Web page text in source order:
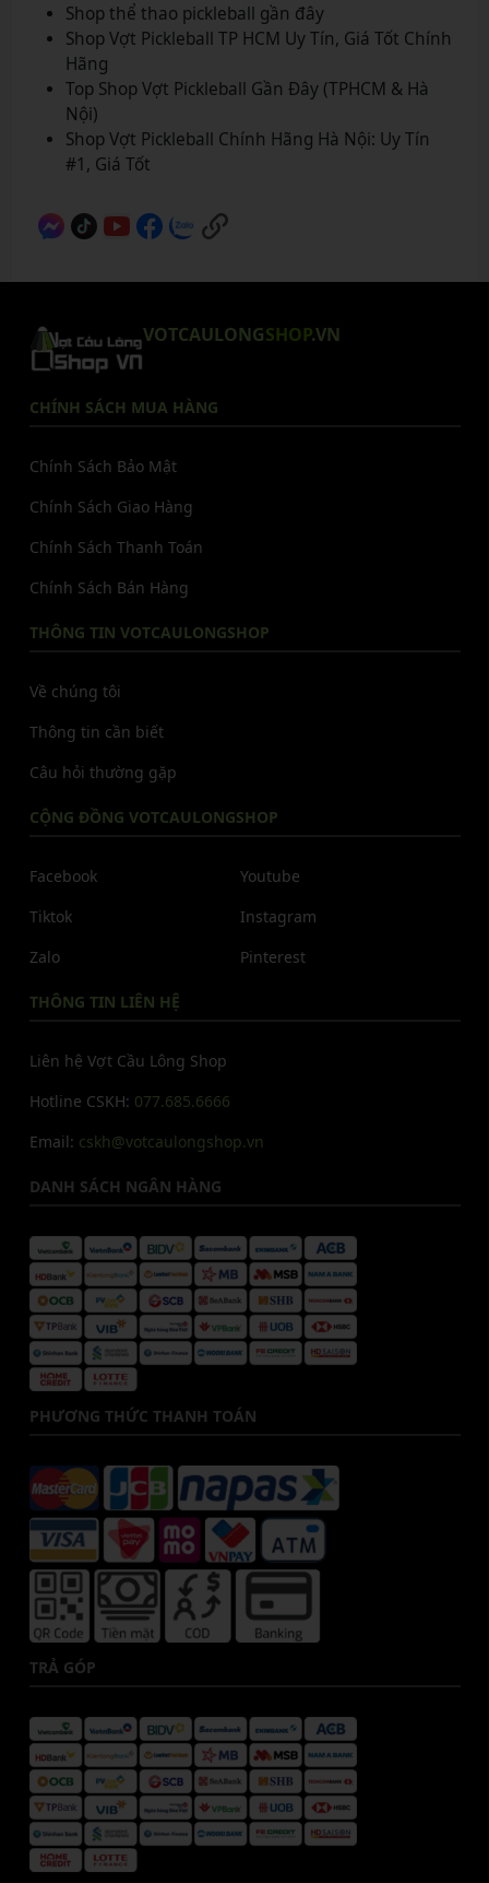
Shop thể thao pickleball gần đây
Shop Vợt Pickleball TP HCM Uy Tín, Giá Tốt Chính
Hãng
Top Shop Vợt Pickleball Gần Đây (TPHCM & Hà
Nội)
Shop Vợt Pickleball Chính Hãng Hà Nội: Uy Tín
#1, Giá Tốt
VOTCAULONGSHOP.VN
CHÍNH SÁCH MUA HÀNG
Chính Sách Bảo Mật
Chính Sách Giao Hàng
Chính Sách Thanh Toán
Chính Sách Bán Hàng
THÔNG TIN VOTCAULONGSHOP
Về chúng tôi
Thông tin cần biết
Câu hỏi thường gặp
CỘNG ĐỒNG VOTCAULONGSHOP
Facebook
Tiktok
Zalo
Youtube
Instagram
Pinterest
THÔNG TIN LIÊN HỆ
Liên hệ Vợt Cầu Lông Shop
Hotline CSKH: 077.685.6666
Email: cskh@votcaulongshop.vn
DANH SÁCH NGÂN HÀNG
PHƯƠNG THỨC THANH TOÁN
TRẢ GÓP